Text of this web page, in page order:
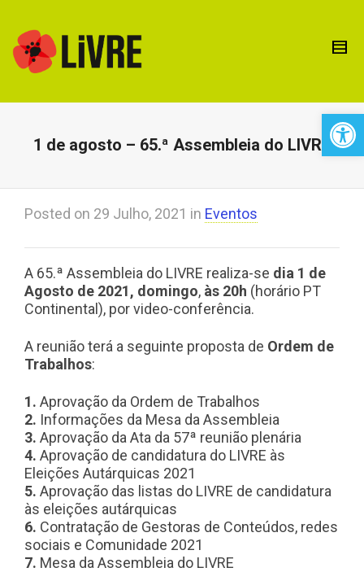
1 de agosto – 65.ª Assembleia do LIVRE
Posted on 29 Julho, 2021 in Eventos
A 65.ª Assembleia do LIVRE realiza-se dia 1 de
Agosto de 2021, domingo, às 20h (horário PT
Continental), por video-conferência.
A reunião terá a seguinte proposta de Ordem de
Trabalhos:
1. Aprovação da Ordem de Trabalhos
2. Informações da Mesa da Assembleia
3. Aprovação da Ata da 57ª reunião plenária
4. Aprovação de candidatura do LIVRE às
Eleições Autárquicas 2021
5. Aprovação das listas do LIVRE de candidatura
às eleições autárquicas
6. Contratação de Gestoras de Conteúdos, redes
sociais e Comunidade 2021
7. Mesa da Assembleia do LIVRE